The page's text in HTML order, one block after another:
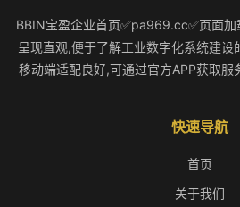
BBIN宝盈企业首页✅pa969.cc✅页面
呈现直观,便于了解工业数字化系统建设
移动端适配良好,可通过官方APP获取服
快速导航
首页
关于我们